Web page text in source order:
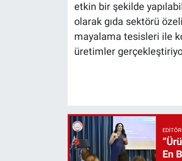
etkin bir şekilde
olarak gıda sektörü
mayalama tesisleri ile
üretimler
En